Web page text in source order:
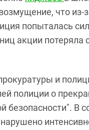
что из-
попыталась
акции потеряла
и
полиции о
безопасности". В